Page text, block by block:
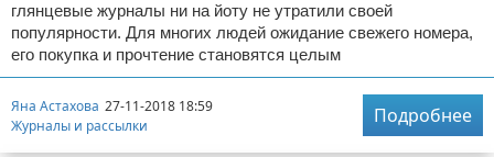
глянцевые журналы ни на йоту не утратили своей
популярности. Для многих людей ожидание свежего номера,
его покупка и прочтение становятся целым
Яна Астахова 27-11-2018 18:59
Журналы и рассылки
Подробнее